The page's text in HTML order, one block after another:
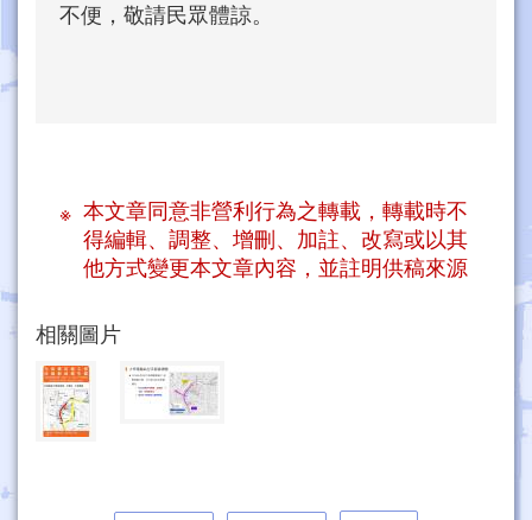
不便，敬請民眾體諒。
本文章同意非營利行為之轉載，轉載時不
得編輯、調整、增刪、加註、改寫或以其
他方式變更本文章內容，並註明供稿來源
相關圖片